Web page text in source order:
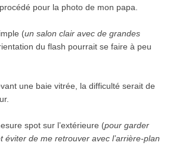
pour la photo de mon papa.
(un salon clair avec de grandes
du flash pourrait se faire à peu
une baie vitrée, la difficulté serait de
spot sur l’extérieure (pour garder
éviter de me retrouver avec l’arrière-plan